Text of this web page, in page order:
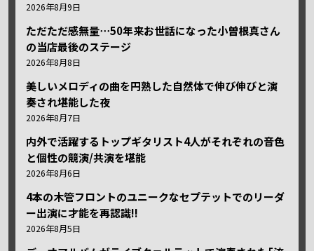
2026年8月9日
ただただ感無量⋯50年来お世話になった小曽根真さん
の当店最後のステージ
2026年8月8日
美しいメロディの曲を円熟した自然体で伸び伸びと演
奏され堪能した夜
2026年8月7日
内外で活躍するトップギタリスト4人がそれぞれの音色
と個性の競演/共演を堪能
2026年8月6日
4本の木管フロントのユニークなセプテットでのリーダ
ー出演に才能を再認識!!
2026年8月5日